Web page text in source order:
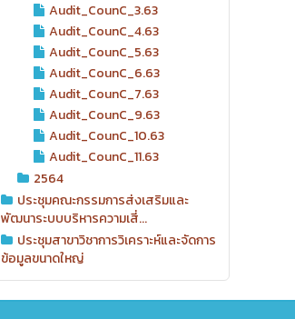
Audit_CounC_3.63
Audit_CounC_4.63
Audit_CounC_5.63
Audit_CounC_6.63
Audit_CounC_7.63
Audit_CounC_9.63
Audit_CounC_10.63
Audit_CounC_11.63
2564
ประชุมคณะกรรมการส่งเสริมและ
พัฒนาระบบบริหารความเสี่...
ประชุมสาขาวิชาการวิเคราะห์และจัดการ
ข้อมูลขนาดใหญ่